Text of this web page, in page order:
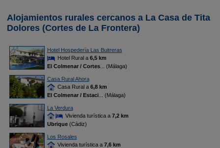
Alojamientos rurales cercanos a La Casa de Tita
Dolores (Cortes de La Frontera)
Hotel Hospedería Las Buitreras
Hotel Rural a 6,5 km
El Colmenar / Cortes... (Málaga)
Casa Rural Ahora
Casa Rural a 6,8 km
El Colmenar / Estaci... (Málaga)
La Verdura
Vivienda turística a 7,2 km
Ubrique(Cádiz)
Los Rosales
Vivienda turística a 7,6 km